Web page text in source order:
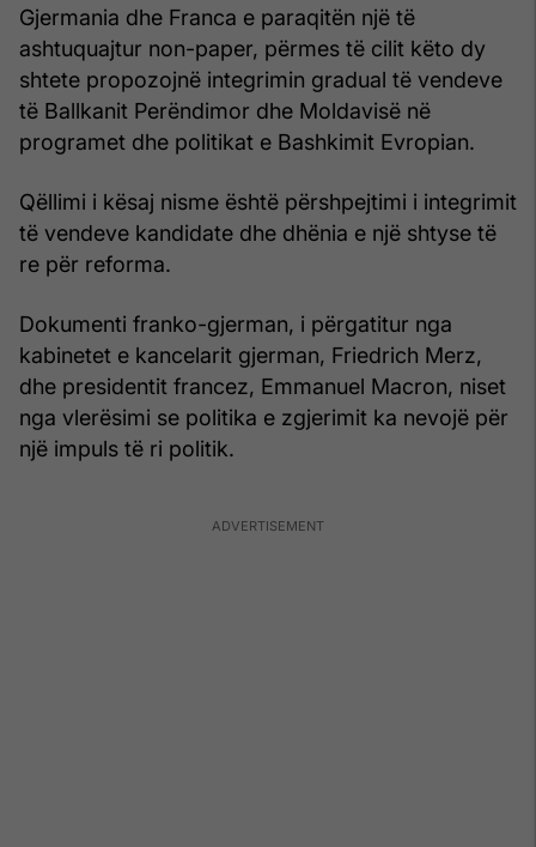
Gjermania dhe Franca e paraqitën një të
ashtuquajtur non-paper, përmes të cilit këto dy
shtete propozojnë integrimin gradual të vendeve
të Ballkanit Perëndimor dhe Moldavisë në
programet dhe politikat e Bashkimit Evropian.
Qëllimi i kësaj nisme është përshpejtimi i integrimit
të vendeve kandidate dhe dhënia e një shtyse të
re për reforma.
Dokumenti franko-gjerman, i përgatitur nga
kabinetet e kancelarit gjerman, Friedrich Merz,
dhe presidentit francez, Emmanuel Macron, niset
nga vlerësimi se politika e zgjerimit ka nevojë për
një impuls të ri politik.